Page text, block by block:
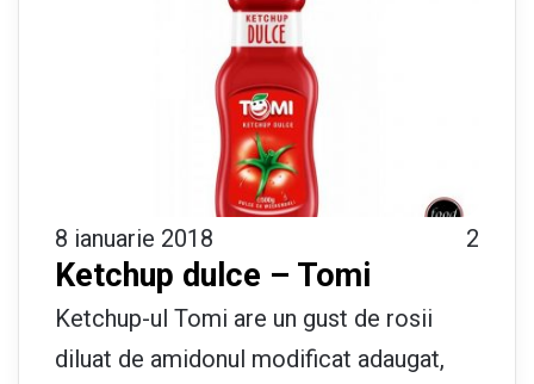
8 ianuarie 2018 2
Ketchup dulce – Tomi
Ketchup-ul Tomi are un gust de rosii
diluat de amidonul modificat adaugat,